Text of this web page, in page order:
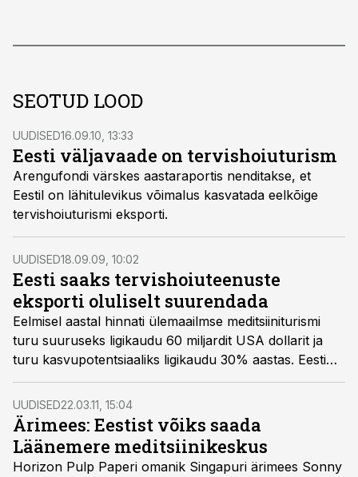
SEOTUD LOOD
UUDISED16.09.10, 13:33
Eesti väljavaade on tervishoiuturism
Arengufondi värskes aastaraportis nenditakse, et
Eestil on lähitulevikus võimalus kasvatada eelkõige
tervishoiuturismi eksporti.
UUDISED18.09.09, 10:02
Eesti saaks tervishoiuteenuste
eksporti oluliselt suurendada
Eelmisel aastal hinnati ülemaailmse meditsiiniturismi
turu suuruseks ligikaudu 60 miljardit USA dollarit ja
turu kasvupotentsiaaliks ligikaudu 30% aastas. Eesti
tervishoiuteenused on tunnistatud üleeuroopalise
uuringu järgi hinna ja kvaliteedi suhte poolest parimaks
ja ka muude aspektide puhul pole meil vaja midagi
häbeneda.
UUDISED22.03.11, 15:04
Ärimees: Eestist võiks saada
Läänemere meditsiinikeskus
Horizon Pulp Paperi omanik Singapuri ärimees Sonny